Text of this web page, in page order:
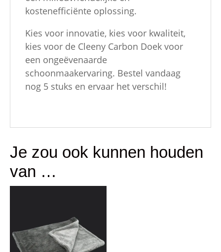
kostenefficiënte oplossing.
Kies voor innovatie, kies voor kwaliteit,
kies voor de Cleeny Carbon Doek voor
een ongeëvenaarde
schoonmaakervaring. Bestel vandaag
nog 5 stuks en ervaar het verschil!
Je zou ook kunnen houden
van …